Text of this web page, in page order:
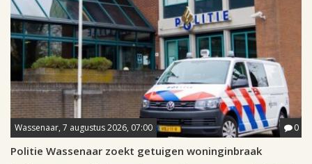
Wassenaar, 7 augustus 2026, 07:00 0
Politie Wassenaar zoekt getuigen woninginbraak